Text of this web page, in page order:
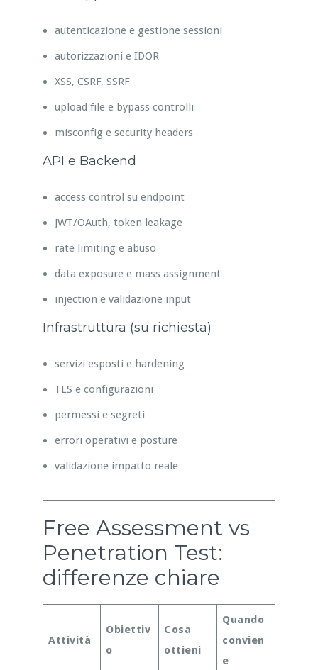
autenticazione e gestione sessioni
autorizzazioni e IDOR
XSS, CSRF, SSRF
upload file e bypass controlli
misconfig e security headers
API e Backend
access control su endpoint
JWT/OAuth, token leakage
rate limiting e abuso
data exposure e mass assignment
injection e validazione input
Infrastruttura (su richiesta)
servizi esposti e hardening
TLS e configurazioni
permessi e segreti
errori operativi e posture
validazione impatto reale
Free Assessment vs
Penetration Test:
differenze chiare
Attività
Obiettiv
o
Cosa
ottieni
Quando
convien
e